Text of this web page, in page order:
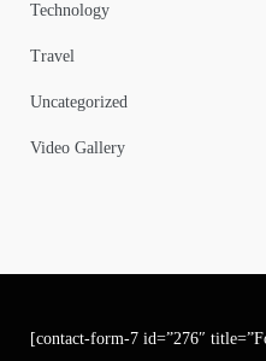
Technology
Travel
Uncategorized
Video Gallery
[contact-form-7 id=”276″